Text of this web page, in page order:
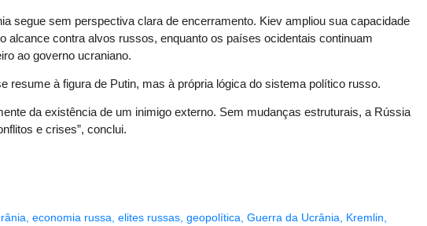
segue sem perspectiva clara de encerramento. Kiev ampliou sua capacidade
alcance contra alvos russos, enquanto os países ocidentais continuam
ao governo ucraniano.
resume à figura de Putin, mas à própria lógica do sistema político russo.
da existência de um inimigo externo. Sem mudanças estruturais, a Rússia
e crises”, conclui.
economia russa elites russas geopolítica Guerra da Ucrânia Kremlin